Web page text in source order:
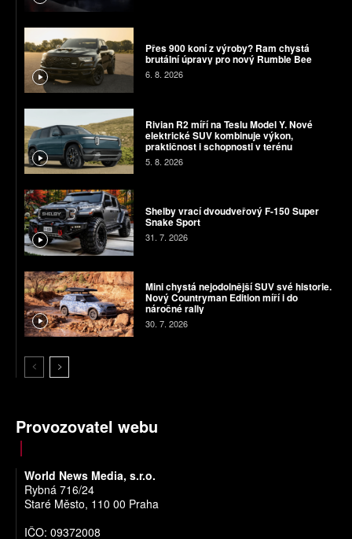
Přes 900 koní z výroby? Ram chystá
brutální úpravy pro nový Rumble Bee
6. 8. 2026
Rivian R2 míří na Teslu Model Y. Nové
elektrické SUV kombinuje výkon,
praktičnost i schopnosti v terénu
5. 8. 2026
Shelby vrací dvoudveřový F-150 Super
Snake Sport
31. 7. 2026
Mini chystá nejodolnější SUV své historie.
Nový Countryman Edition míří i do
náročné rally
30. 7. 2026
Provozovatel webu
World News Media, s.r.o.
Rybná 716/24
Staré Město, 110 00 Praha
IČO: 09372008